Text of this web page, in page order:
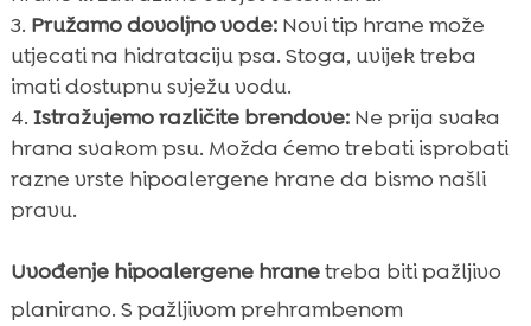
Pružamo dovoljno vode:Novi tip hrane može
utjecati na hidrataciju psa. Stoga, uvijek treba
imati dostupnu svježu vodu.
Istražujemo različite brendove:Ne prija svaka
hrana svakom psu. Možda ćemo trebati isprobati
razne vrste hipoalergene hrane da bismo našli
pravu.
Uvođenje hipoalergene hranetreba biti pažljivo
planirano. S pažljivom prehrambenom